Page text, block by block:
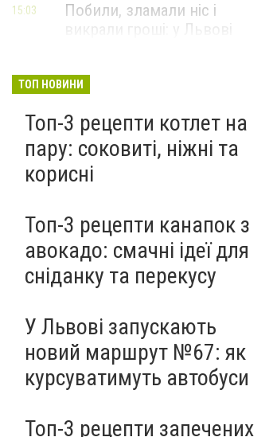
Побили, зламали ніс і
викрали гроші: у Львові
15:03
ТОП НОВИНИ
Топ-3 рецепти котлет на
пару: соковиті, ніжні та
корисні
Топ-3 рецепти канапок з
авокадо: смачні ідеї для
сніданку та перекусу
У Львові запускають
новий маршрут №67: як
курсуватимуть автобуси
Топ-3 рецепти запечених